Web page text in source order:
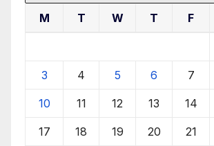
M T W T F
3 4 5 6 7
10 11 12 13 14
17 18 19 20 21